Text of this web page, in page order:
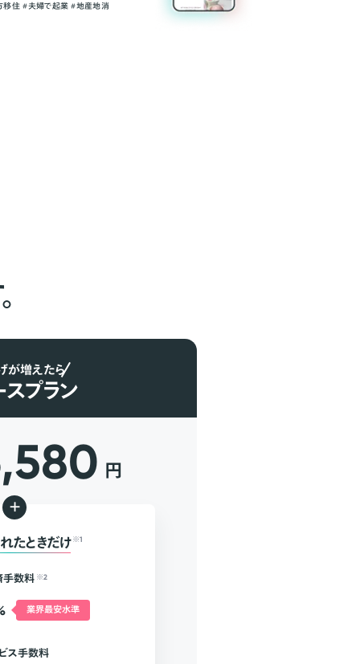
移住 #夫婦で起業 #地産地消
が増えたら
プラン
円
+
たときだけ ※1
手数料 ※2
業界最安水準
ス手数料